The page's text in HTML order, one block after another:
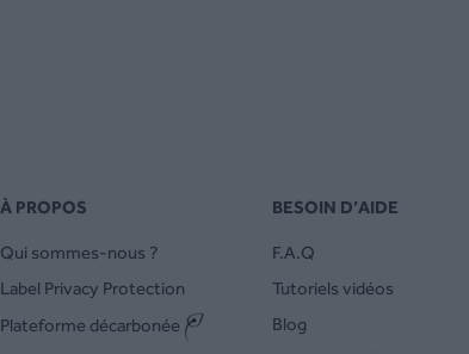
À PROPOS
Qui sommes-nous ?
Label Privacy Protection
Plateforme décarbonée
BESOIN D’AIDE
F.A.Q
Tutoriels vidéos
Blog